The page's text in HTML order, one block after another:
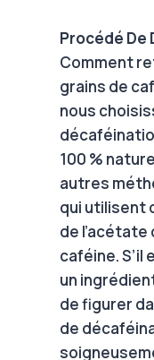
Procédé De
Comment
grains de
nous
100 %
autres
qui utilisent
de l’acétate
caféine.
un
de figurer
de